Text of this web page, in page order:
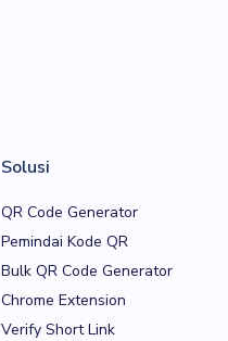
Solusi
QR Code Generator
Pemindai Kode QR
Bulk QR Code Generator
Chrome Extension
Verify Short Link